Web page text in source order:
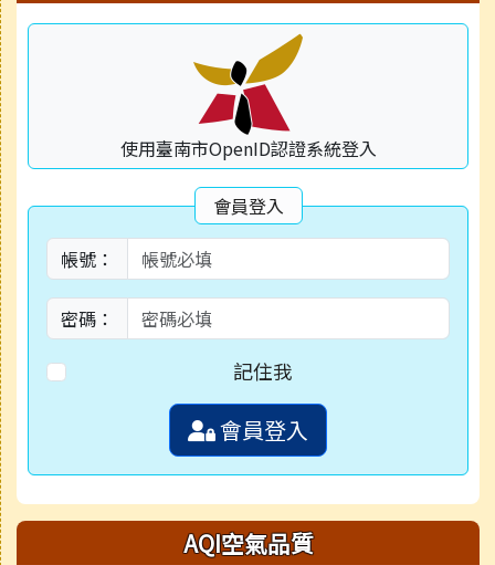
使用臺南市OpenID認證系統登入
會員登入
帳號：
密碼：
記住我
會員登入
AQI空氣品質